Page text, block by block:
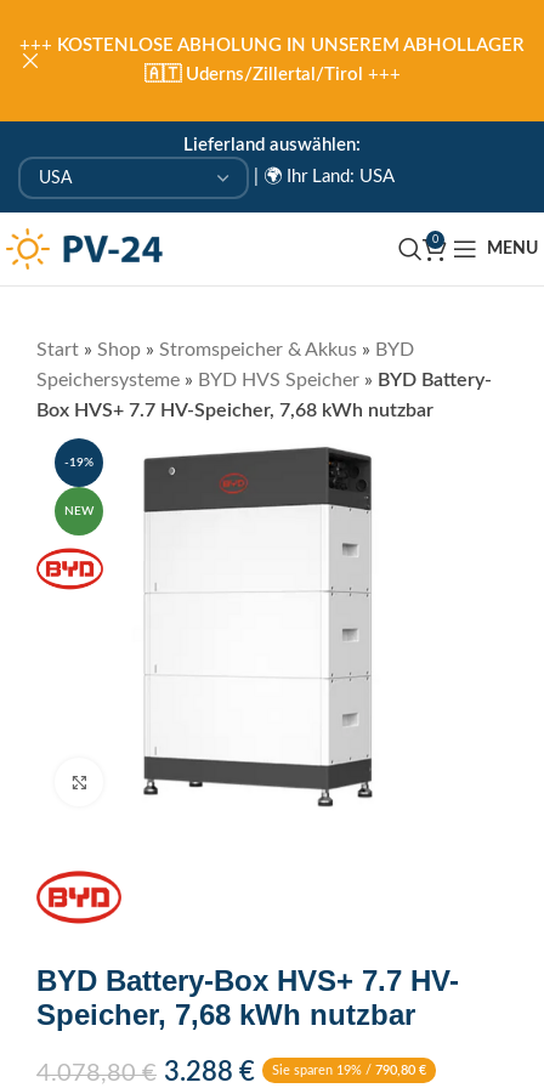
Lieferland auswählen:
🌍 Ihr Land: USA
0
MENU
Start » Shop » Stromspeicher & Akkus » BYD
Speichersysteme » BYD HVS Speicher » BYD Battery-
Box HVS+ 7.7 HV-Speicher, 7,68 kWh nutzbar
-19%
NEW
Click to enlarge
BYD Battery-Box HVS+ 7.7 HV-
Speicher, 7,68 kWh nutzbar
4.078,80€ 3.288 € Sie sparen 19% / 790,80 €
+++ KOSTENLOSE ABHOLUNG IN UNSEREM ABHOLLAGER
🇦🇹 Uderns/Zillertal/Tirol +++